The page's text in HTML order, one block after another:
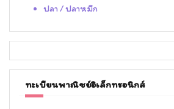
ปลา / ปลาหมึก
ทะเบียนพาณิชย์อิเล็กทรอนิกส์